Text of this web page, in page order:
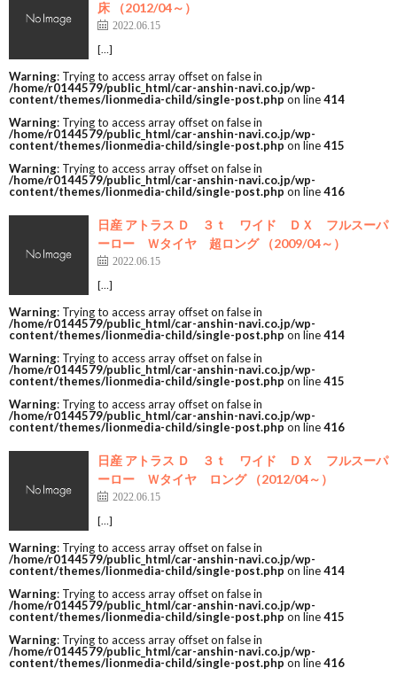
床 （2012/04～）
2022.06.15
[…]
Warning: Trying to access array offset on false in
/home/r0144579/public_html/car-anshin-navi.co.jp/wp-
content/themes/lionmedia-child/single-post.php on line414
Warning: Trying to access array offset on false in
/home/r0144579/public_html/car-anshin-navi.co.jp/wp-
content/themes/lionmedia-child/single-post.php on line415
Warning: Trying to access array offset on false in
/home/r0144579/public_html/car-anshin-navi.co.jp/wp-
content/themes/lionmedia-child/single-post.php on line416
日産 アトラス Ｄ ３ｔ ワイド ＤＸ フルスーパ
ーロー Ｗタイヤ 超ロング （2009/04～）
2022.06.15
[…]
Warning: Trying to access array offset on false in
/home/r0144579/public_html/car-anshin-navi.co.jp/wp-
content/themes/lionmedia-child/single-post.php on line414
Warning: Trying to access array offset on false in
/home/r0144579/public_html/car-anshin-navi.co.jp/wp-
content/themes/lionmedia-child/single-post.php on line415
Warning: Trying to access array offset on false in
/home/r0144579/public_html/car-anshin-navi.co.jp/wp-
content/themes/lionmedia-child/single-post.php on line416
日産 アトラス Ｄ ３ｔ ワイド ＤＸ フルスーパ
ーロー Ｗタイヤ ロング （2012/04～）
2022.06.15
[…]
Warning: Trying to access array offset on false in
/home/r0144579/public_html/car-anshin-navi.co.jp/wp-
content/themes/lionmedia-child/single-post.php on line414
Warning: Trying to access array offset on false in
/home/r0144579/public_html/car-anshin-navi.co.jp/wp-
content/themes/lionmedia-child/single-post.php on line415
Warning: Trying to access array offset on false in
/home/r0144579/public_html/car-anshin-navi.co.jp/wp-
content/themes/lionmedia-child/single-post.php on line416